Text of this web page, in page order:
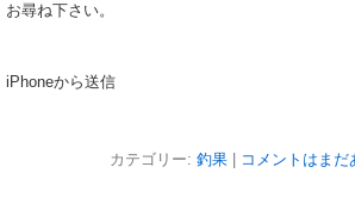
お尋ね下さい。
iPhoneから送信
カテゴリー: 釣果| コメントはまだ